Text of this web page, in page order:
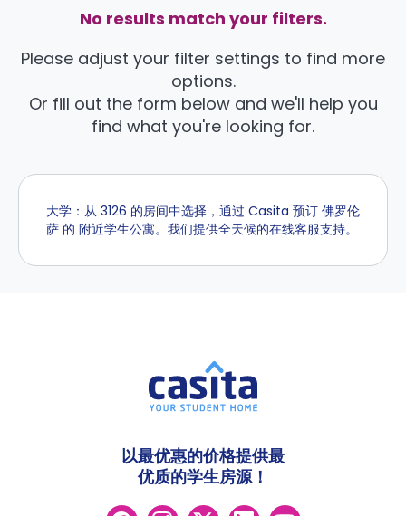
No results match your filters.
Please adjust your filter settings to find more
options.
Or fill out the form below and we'll help you
find what you're looking for.
大学：从 3126 的房间中选择，通过 Casita 预订 佛罗伦
萨 的 附近学生公寓。我们提供全天候的在线客服支持。
以最优惠的价格提供最
优质的学生房源！